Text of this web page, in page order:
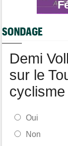
Transfert
Lotto-
Transfert
SONDAGE
Demi
sur le
Oui
Non